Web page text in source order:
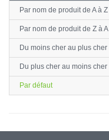
Par nom de produit de A à Z
Par nom de produit de Z à A
Du moins cher au plus cher
Du plus cher au moins cher
Par défaut